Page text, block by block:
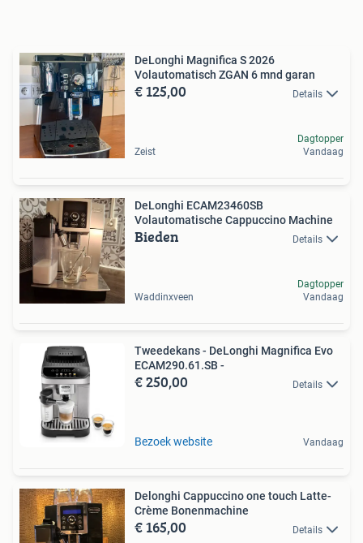
DeLonghi Magnifica S 2026
Volautomatisch ZGAN 6 mnd garan
€ 125,00 Details
Zeist
Dagtopper
Vandaag
DeLonghi ECAM23460SB
Volautomatische Cappuccino Machine
Bieden Details
Waddinxveen
Dagtopper
Vandaag
Tweedekans - DeLonghi Magnifica Evo
ECAM290.61.SB -
€ 250,00 Details
Bezoek website Vandaag
Delonghi Cappuccino one touch Latte-
Crème Bonenmachine
€ 165,00 Details